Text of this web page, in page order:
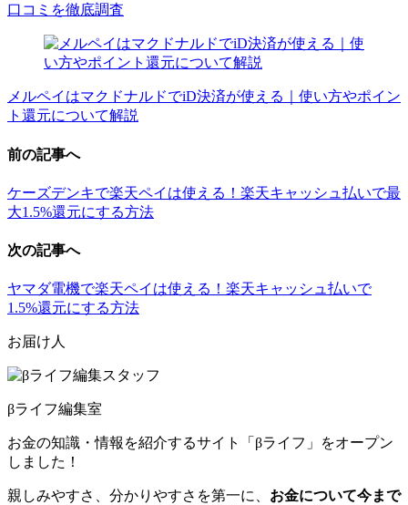
口コミを徹底調査
メルペイはマクドナルドでiD決済が使える｜使い方やポイン
ト還元について解説
前の記事へ
ケーズデンキで楽天ペイは使える！楽天キャッシュ払いで最
大1.5%還元にする方法
次の記事へ
ヤマダ電機で楽天ペイは使える！楽天キャッシュ払いで
1.5%還元にする方法
お届け人
βライフ編集室
お金の知識・情報を紹介するサイト「βライフ」をオープン
しました！
親しみやすさ、分かりやすさを第一に、 お金について今まで